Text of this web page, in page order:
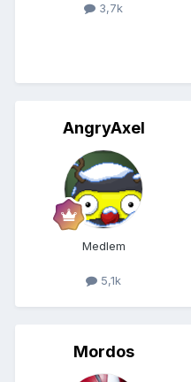
3,7k
AngryAxel
Medlem
5,1k
Mordos